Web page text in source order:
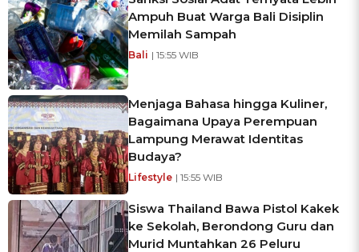
Ampuh Buat Warga Bali Disiplin
Memilah Sampah
Bali | 15:55 WIB
Menjaga Bahasa hingga Kuliner,
Bagaimana Upaya Perempuan
Lampung Merawat Identitas
Budaya?
Lifestyle | 15:55 WIB
Siswa Thailand Bawa Pistol Kakek
ke Sekolah, Berondong Guru dan
Murid Muntahkan 26 Peluru